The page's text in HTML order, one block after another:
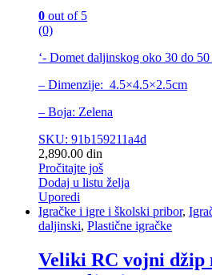
0 out of 5
(0)
‘- Domet daljinskog oko 30 do 50
– Dimenzije: 4.5×4.5×2.5cm
– Boja: Zelena
SKU: 91b159211a4d
2,890.00 din
Pročitajte još
Dodaj u listu želja
Uporedi
Igračke i igre i školski pribor,
daljinski, Plastične igračke
Veliki RC vojni džip